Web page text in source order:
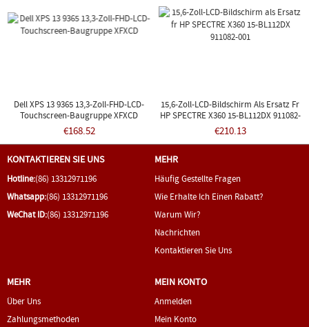
Dell XPS 13 9365 13,3-Zoll-FHD-LCD-
Touchscreen-Baugruppe XFXCD
€168.52
15,6-Zoll-LCD-Bildschirm Als Ersatz Fr
HP SPECTRE X360 15-BL112DX 911082-
001
€210.13
KONTAKTIEREN SIE UNS
Hotline:(86) 13312971196
Whatsapp:(86) 13312971196
WeChat ID:(86) 13312971196
MEHR
Häufig Gestellte Fragen
Wie Erhalte Ich Einen Rabatt?
Warum Wir?
Nachrichten
Kontaktieren Sie Uns
MEHR
Über Uns
Zahlungsmethoden
MEIN KONTO
Anmelden
Mein Konto